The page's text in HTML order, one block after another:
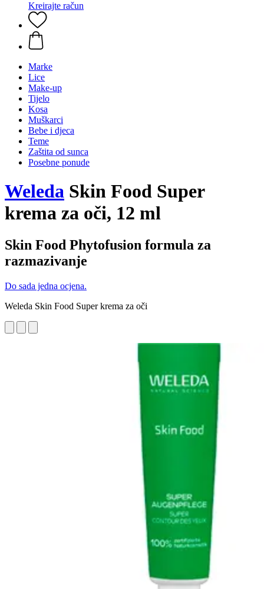
Kreirajte račun
Marke
Lice
Make-up
Tijelo
Kosa
Muškarci
Bebe i djeca
Teme
Zaštita od sunca
Posebne ponude
Weleda Skin Food Super
krema za oči, 12 ml
Skin Food Phytofusion formula za
razmazivanje
Do sada jedna ocjena.
Weleda Skin Food Super krema za oči